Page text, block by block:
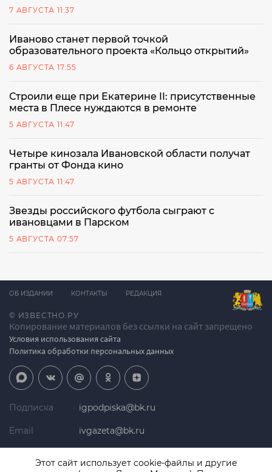
7 АВГУСТА 11:37
Иваново станет первой точкой
образовательного проекта «Кольцо открытий»
6 АВГУСТА 17:55
Строили еще при Екатерине II: присутственные
места в Плесе нуждаются в ремонте
5 АВГУСТА 11:47
Четыре кинозала Ивановской области получат
гранты от Фонда кино
5 АВГУСТА 11:47
Звезды российского футбола сыграют с
ивановцами в Парском
5 АВГУСТА 07:57
© ИЗВЕСТНО.РУ
Копирование материалов без ссылки на сайт запрещено
Условия использования сайта
Политика обработки персональных данных
ОБ ИЗДАНИИ КОНТАКТЫ РЕДАКЦИЯ
Подписка igpodpiska@bk.ru
Email ivgazeta@bk.ru
Этот сайт использует cookie-файлы и другие